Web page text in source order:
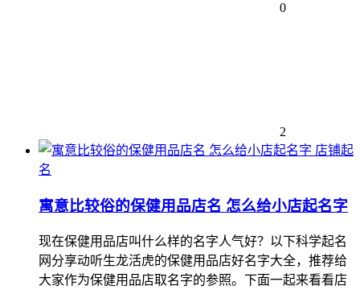
0
2
店铺起
名
寓意比较俗的保健用品店名 怎么给小店起名字
现在保健用品店叫什么样的名字人气好？以下科学起名
网分享动听生龙活虎的保健用品店好名字大全，推荐给
大家作为保健用品店取名字的参照。下面一起来看看店